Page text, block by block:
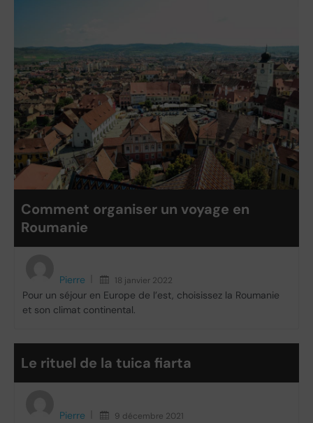
Comment organiser un voyage en
Roumanie
Pierre 18 janvier 2022
Pour un séjour en Europe de l’est, choisissez la Roumanie
et son climat continental.
Le rituel de la tuica fiarta
Pierre 9 décembre 2021